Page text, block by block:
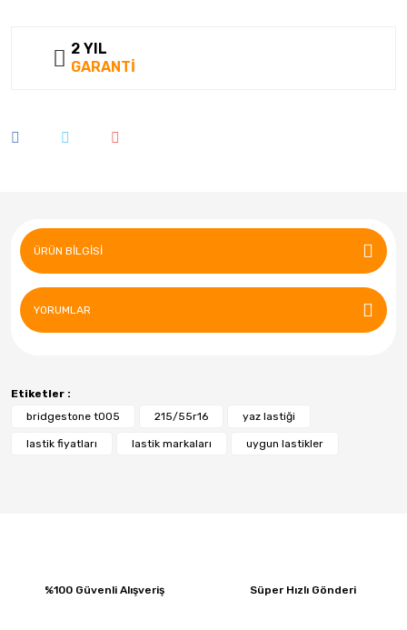
2 YIL
GARANTİ
ÜRÜN BILGISI
YORUMLAR
Etiketler :
bridgestone t005
215/55r16 yaz lastiği
lastik fiyatları lastik markaları uygun lastikler
%100 Güvenli Alışveriş Süper Hızlı Gönderi